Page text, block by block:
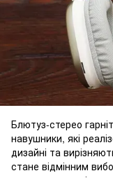
Блютуз-стерео
навушники, які
дизайні та
стане відмінним